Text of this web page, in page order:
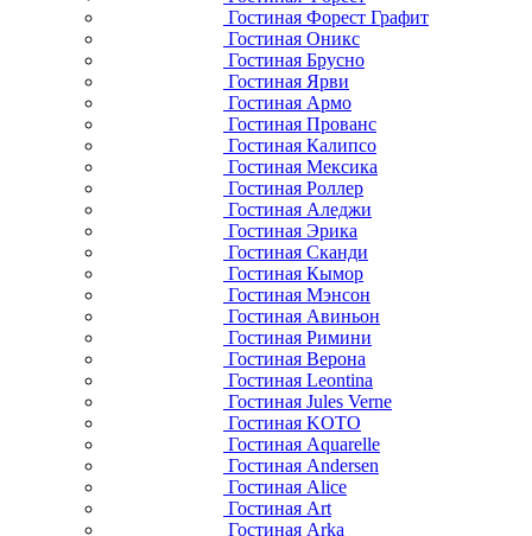
Гостиная Форест Графит
Гостиная Оникс
Гостиная Брусно
Гостиная Ярви
Гостиная Армо
Гостиная Прованс
Гостиная Калипсо
Гостиная Мексика
Гостиная Роллер
Гостиная Аледжи
Гостиная Эрика
Гостиная Сканди
Гостиная Кымор
Гостиная Мэнсон
Гостиная Авиньон
Гостиная Римини
Гостиная Верона
Гостиная Leontina
Гостиная Jules Verne
Гостиная KOTO
Гостиная Aquarelle
Гостиная Andersen
Гостиная Alice
Гостиная Art
Гостиная Arka